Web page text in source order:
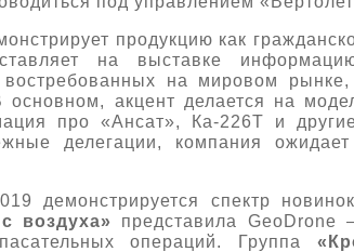
продукцию как
на выставке
востребованных на мировом
основном, акцент делается на
про «Ансат», Ка-226Т и
делегации, компания
демонстрируется спектр
воздуха» представила GeoDrone
операций. Группа